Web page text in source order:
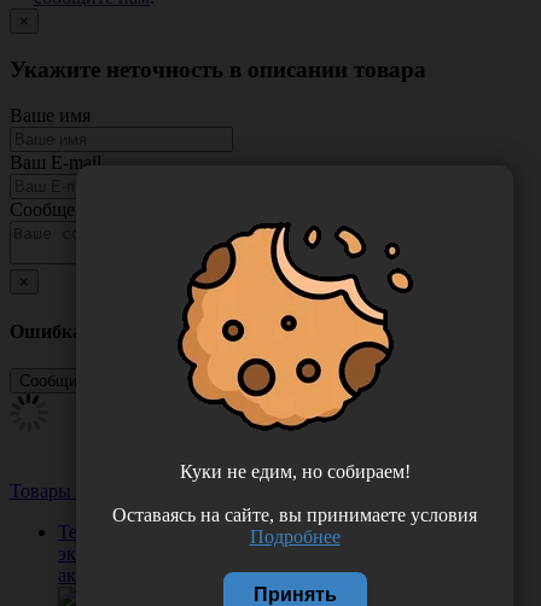
×
Укажите неточность в описании товара
Ваше имя
Ваш E-mail
Сообщение
×
Ошибка
Товары из этой категории
Тест-система ХЕЛПИЛ (планшет). Устройство для
экспресс-диагностики хеликобактериоза по уреазной
активности биоптата (in vitro), 10 тестов, Россия
Куки не едим, но собираем!
Оставаясь на сайте, вы принимаете условия
Подробнее
Принять